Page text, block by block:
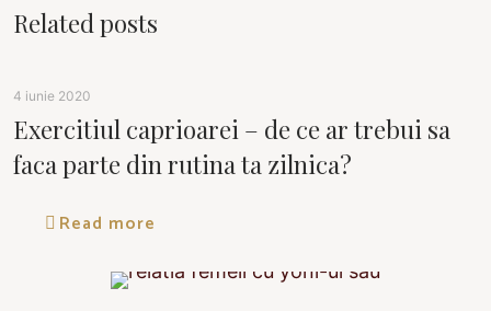
Related posts
4 iunie 2020
Exercitiul caprioarei – de ce ar trebui sa
faca parte din rutina ta zilnica?
Read more